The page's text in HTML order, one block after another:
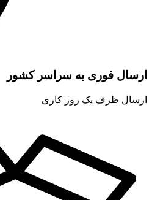
ارسال فوری به سراسر کشور
ارسال ظرف یک روز کاری